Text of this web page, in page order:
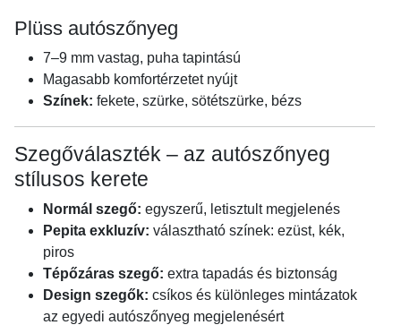
Plüss autószőnyeg
7–9 mm vastag, puha tapintású
Magasabb komfortérzetet nyújt
Színek: fekete, szürke, sötétszürke, bézs
Szegőválaszték – az autószőnyeg
stílusos kerete
Normál szegő: egyszerű, letisztult megjelenés
Pepita exkluzív: választható színek: ezüst, kék,
piros
Tépőzáras szegő: extra tapadás és biztonság
Design szegők: csíkos és különleges mintázatok
az egyedi autószőnyeg megjelenésért